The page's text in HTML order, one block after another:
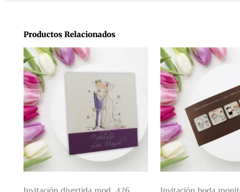
Productos Relacionados
Invitación divertida mod. 476
Invitación boda